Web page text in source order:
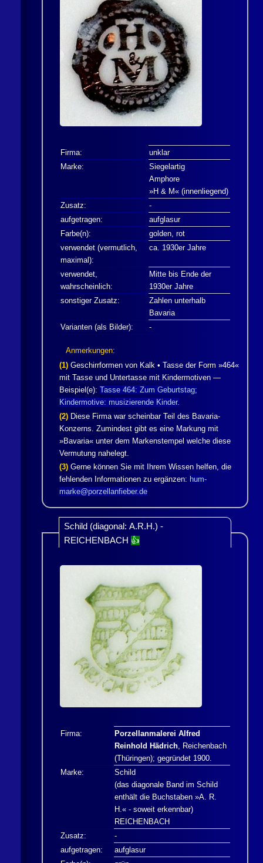
Firma:
unklar
Marke:
Siegelartig
Amphore
»H & M« (innenliegend)
Zusatz:
-
aufgetragen:
aufglasur
Farbe(n):
golden, rot
verwendet (vermutlich,
maximal):
ca. 1930er Jahre
verwendet,
wahrscheinlich:
Mitte bis Ende der
1930er Jahre
sonstiger Zusatz:
Zahlen unterhalb
Bavaria
Varianten (als Bilder):
-
Anmerkungen:
(1) Geschirrformen von Kalk • Tasse der Form »464«
mit Tasse und Untertasse mit Kindermotiven —
Beispiel(e):Tasse 464: Zum Geburtstag;
Kindermotive: musizierende Kinder.
(2) Diese Firma war scheinbar Teil des Bavaria-
Konzerns. Zumindest gibt es eine Markung mit
»Bavaria« unter dem Markenstempel welche diese
Vermutung nahelegt.
(3) Gerne können Sie mit Ihrem Wissen helfen, die
fehlenden Informationen zu ergänzen: hum-
marke@porzellanfieber.de
Schild (diagonal: A.R.H.) -
REICHENBACH 👍
Firma:
Porzellanmalerei Alfred
Reinhold Hädrich, Reichenbach
(Thüringen); gegründet 1900.
Marke:
Schild
(das diagonale Band im Schild
enthält die Buchstaben »A. R.
H.« - soweit erkennbar)
REICHENBACH
Zusatz:
-
aufgetragen:
aufglasur